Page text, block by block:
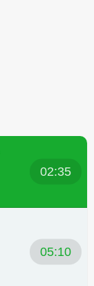
02:35
05:10